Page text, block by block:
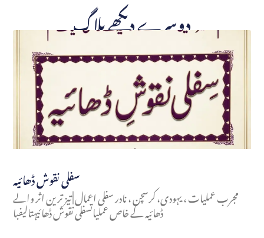
دوسرے دیکھے بلاگ
سفلی نقوش ڈھائیہ
مجرب عملیات ، یہودی، کرسچن ، نادر سفلی اعمال | تیز ترین اثر والے
ڈھائیہ کے خاص عملیاتسفلی نقوش ڈھائیہتالیفبا